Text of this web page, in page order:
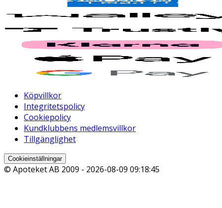
Köpvillkor
Integritetspolicy
Cookiepolicy
Kundklubbens medlemsvillkor
Tillgänglighet
Cookieinställningar
© Apoteket AB 2009 - 2026-08-09 09:18:45